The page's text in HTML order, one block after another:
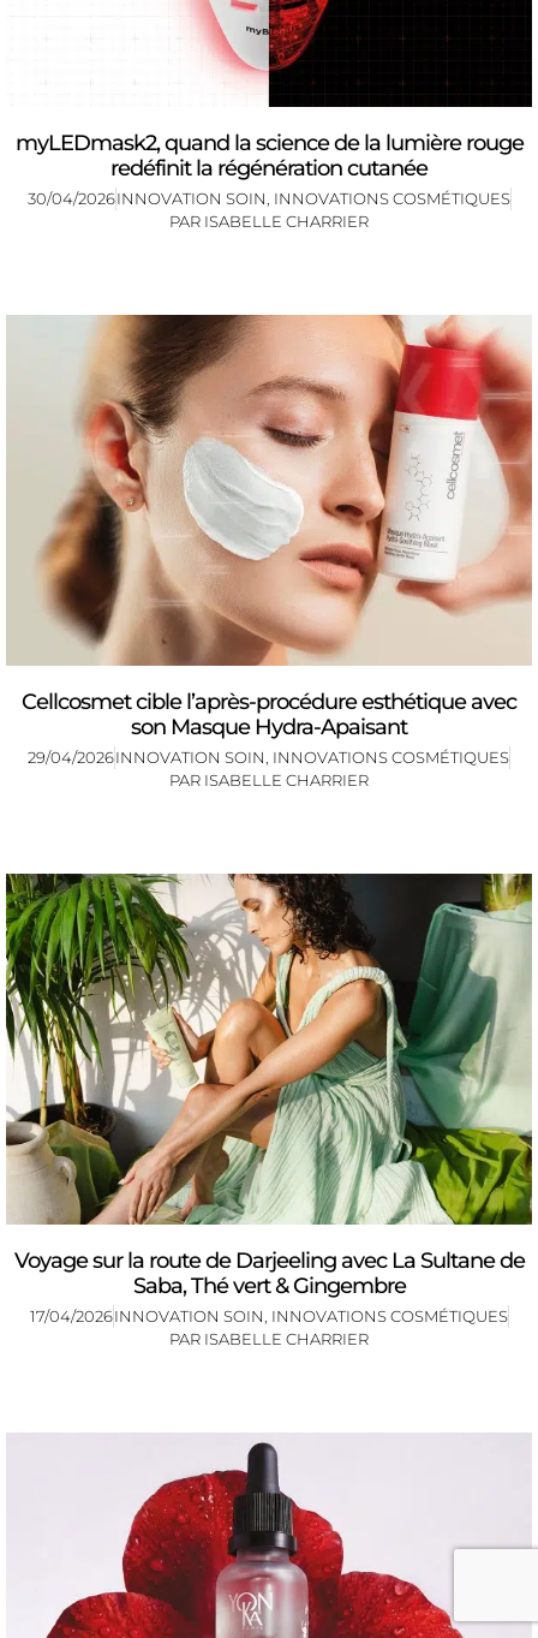
myLEDmask2, quand la science de la lumière rouge
redéfinit la régénération cutanée
30/04/2026INNOVATION SOIN INNOVATIONS COSMÉTIQUES
PAR ISABELLE CHARRIER
Cellcosmet cible l’après-procédure esthétique avec
son Masque Hydra-Apaisant
29/04/2026INNOVATION SOIN INNOVATIONS COSMÉTIQUES
PAR ISABELLE CHARRIER
Voyage sur la route de Darjeeling avec La Sultane de
Saba, Thé vert & Gingembre
17/04/2026INNOVATION SOIN INNOVATIONS COSMÉTIQUES
PAR ISABELLE CHARRIER